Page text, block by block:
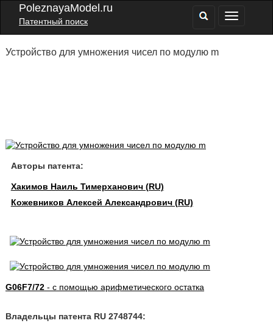
PoleznayaModel.ru
Патентный поиск
Устройство для умножения чисел по модулю m
Авторы патента:
Хакимов Наиль Тимерханович (RU)
Кожевников Алексей Александрович (RU)
G06F7/72- с помощью арифметического остатка
Владельцы патента RU 2748744: